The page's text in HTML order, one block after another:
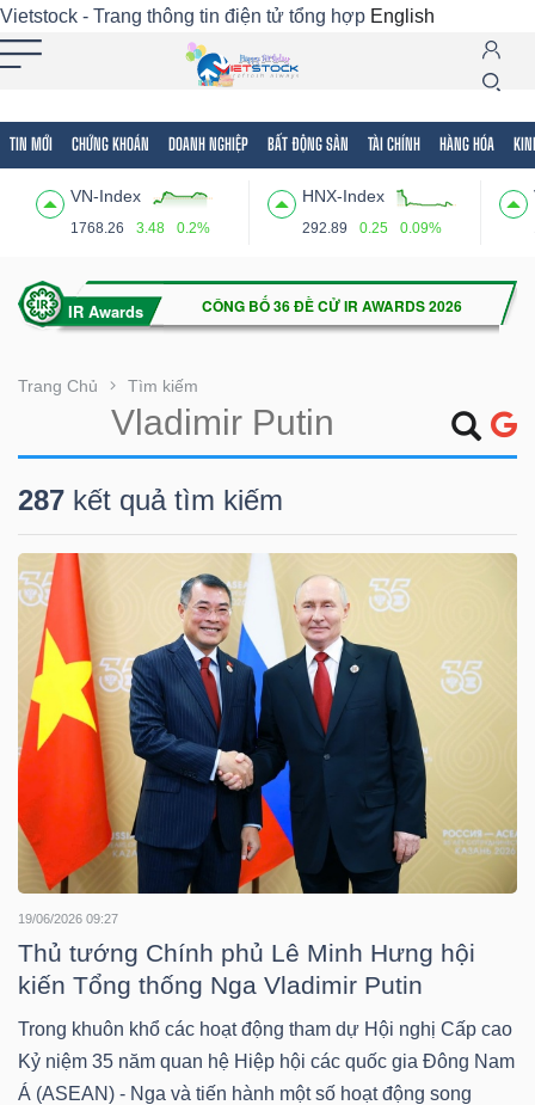
Vietstock - Trang thông tin điện tử tổng hợp English
TIN MỚI CHỨNG KHOÁN DOANH NGHIỆP BẤT ĐỘNG SẢN TÀI CHÍNH HÀNG HÓA
VN-Index
1768.26 3.48 0.2%
HNX-Index
292.89 0.25 0.09%
Trang Chủ Tìm kiếm
287 kết quả tìm kiếm
19/06/2026 09:27
Thủ tướng Chính phủ Lê Minh Hưng hội
kiến Tổng thống Nga Vladimir Putin
Trong khuôn khổ các hoạt động tham dự Hội nghị Cấp cao
Kỷ niệm 35 năm quan hệ Hiệp hội các quốc gia Đông Nam
Á (ASEAN) - Nga và tiến hành một số hoạt động song
Tất cả Tính năng Ngành Mã chứng khoán
Tính
(-)
VIETSTOCK
KHOÁN
DOANH
NGHIỆP
TÀI
CHÍNH
HÀNG